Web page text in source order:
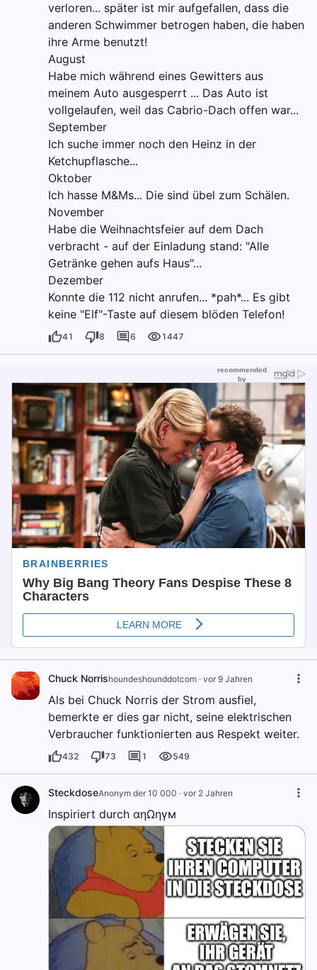
verloren... später ist mir aufgefallen, dass die
anderen Schwimmer betrogen haben, die haben
ihre Arme benutzt!
August
Habe mich während eines Gewitters aus
meinem Auto ausgesperrt ... Das Auto ist
vollgelaufen, weil das Cabrio-Dach offen war...
September
Ich suche immer noch den Heinz in der
Ketchupflasche...
Oktober
Ich hasse M&Ms... Die sind übel zum Schälen.
November
Habe die Weihnachtsfeier auf dem Dach
verbracht - auf der Einladung stand: "Alle
Getränke gehen aufs Haus"...
Dezember
Konnte die 112 nicht anrufen... *pah*... Es gibt
keine "Elf"-Taste auf diesem blöden Telefon!
41 8 6 1447
Chuck Norrishoundeshounddotcom · vor 9 Jahren
Als bei Chuck Norris der Strom ausfiel,
bemerkte er dies gar nicht, seine elektrischen
Verbraucher funktionierten aus Respekt weiter.
432 73 1 549
SteckdoseAnonym der 10 000 · vor 2 Jahren
Inspiriert durch αηΩηγм